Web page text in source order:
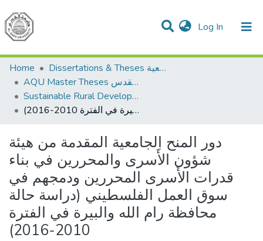
Log In (current)
Communities & Collections
All of DSpace
Home
Dissertations & Theses الرسائل الجامعية
AQU Master Theses الرسائل الجامعية الخاصة بجامعة القدس
Sustainable Rural Development التنمية الريفية المستدامة
دور المنح الجامعية المقدمة من هيئة شؤون الأَسرى والمحررين في بناء قدرات الأَسرى المحررين ودمجهم في سوق العمل الفلسطيني (دراسة حالة محافظة رام الله والبيرة في الفترة 2010-2016)
دور المنح الجامعية المقدمة من هيئة
شؤون الأَسرى والمحررين في بناء
قدرات الأَسرى المحررين ودمجهم في
سوق العمل الفلسطيني (دراسة حالة
محافظة رام الله والبيرة في الفترة
2010-2016)